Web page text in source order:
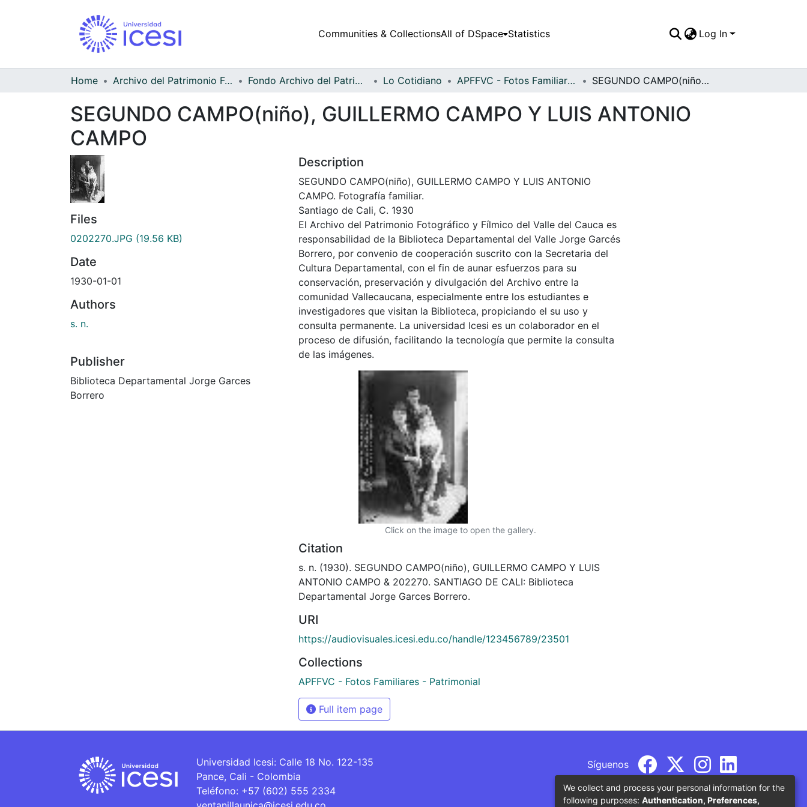
Communities & CollectionsAll of DSpace Statistics Log In
Home Archivo del Patrimonio Fotográfico y Fílmico del Valle del Cauca Fondo Archivo del Patrimonio Fotográfico y Fílmico del Valle del Cauca Lo Cotidiano APFFVC - Fotos Familiares - Patrimonial SEGUNDO CAMPO(niño), GUILLERMO CAMPO Y LUIS ANTONIO CAMPO
SEGUNDO CAMPO(niño), GUILLERMO CAMPO Y LUIS ANTONIO
CAMPO
Files
0202270.JPG (19.56 KB)
Date
1930-01-01
Authors
s. n.
Publisher
Biblioteca Departamental Jorge Garces
Borrero
Description
SEGUNDO CAMPO(niño), GUILLERMO CAMPO Y LUIS ANTONIO
CAMPO. Fotografía familiar.
Santiago de Cali, C. 1930
El Archivo del Patrimonio Fotográfico y Fílmico del Valle del Cauca es
responsabilidad de la Biblioteca Departamental del Valle Jorge Garcés
Borrero, por convenio de cooperación suscrito con la Secretaria del
Cultura Departamental, con el fin de aunar esfuerzos para su
conservación, preservación y divulgación del Archivo entre la
comunidad Vallecaucana, especialmente entre los estudiantes e
investigadores que visitan la Biblioteca, propiciando el su uso y
consulta permanente. La universidad Icesi es un colaborador en el
proceso de difusión, facilitando la tecnología que permite la consulta
de las imágenes.
Click on the image to open the gallery.
Citation
s. n. (1930). SEGUNDO CAMPO(niño), GUILLERMO CAMPO Y LUIS
ANTONIO CAMPO & 202270. SANTIAGO DE CALI: Biblioteca
Departamental Jorge Garces Borrero.
URI
https://audiovisuales.icesi.edu.co/handle/123456789/23501
Collections
APFFVC - Fotos Familiares - Patrimonial
Full item page
Universidad Icesi: Calle 18 No. 122-135
Pance, Cali - Colombia
Teléfono: +57 (602) 555 2334
Síguenos
We collect and process your personal information for the
following purposes: Authentication, Preferences,